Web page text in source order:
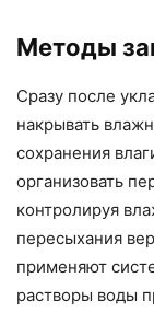
Методы
Сразу после
накрывать
сохранения
организовать
контролируя
пересыхания
применяют
растворы воды